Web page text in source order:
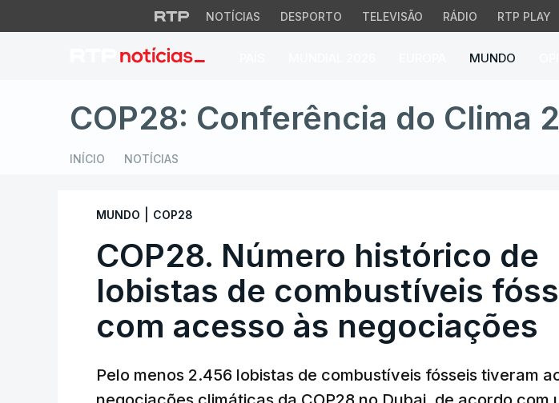
NOTÍCIAS DESPORTO TELEVISÃO RÁDIO RTP PLAY
MUNDO
COP28. Número histórico de
COP28: Conferência do Clima
INÍCIO NOTÍCIAS
MUNDO COP28
COP28. Número histórico de
lobistas de combustíveis
com acesso às negociações
Pelo menos 2.456 lobistas de combustíveis fósseis tiveram